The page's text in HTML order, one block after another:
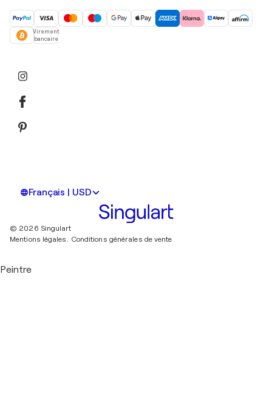
Virement
bancaire
Français | USD
© 2026 Singulart
Mentions légales.
Conditions générales de vente
Peintre